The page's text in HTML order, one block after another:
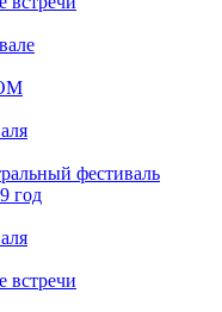
фестиваль
год
встречи